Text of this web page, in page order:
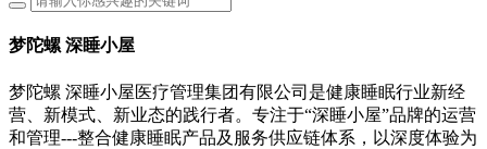
梦陀螺 深睡小屋
梦陀螺 深睡小屋医疗管理集团有限公司是健康睡眠行业新经
营、新模式、新业态的践行者。专注于“深睡小屋”品牌的运营
和管理---整合健康睡眠产品及服务供应链体系，以深度体验为